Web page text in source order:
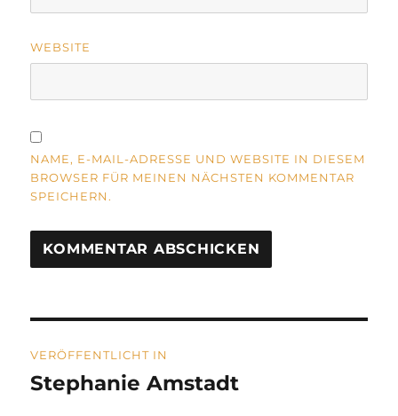
WEBSITE
NAME, E-MAIL-ADRESSE UND WEBSITE IN DIESEM
BROWSER FÜR MEINEN NÄCHSTEN KOMMENTAR
SPEICHERN.
R
A
VERÖFFENTLICHT IN
Stephanie Amstadt